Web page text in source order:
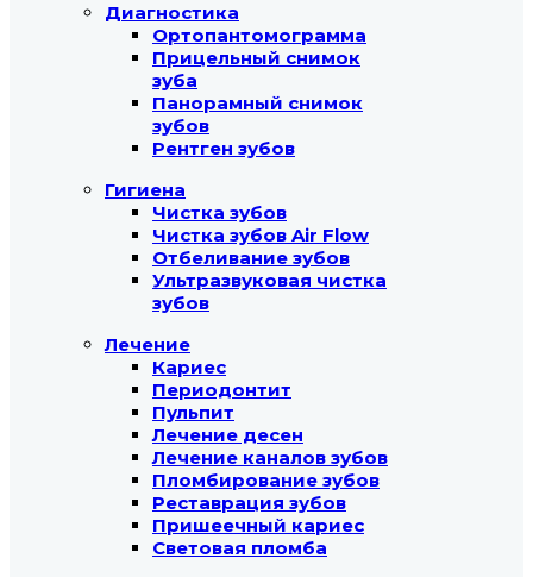
Диагностика
Ортопантомограмма
Прицельный снимок
зуба
Панорамный снимок
зубов
Рентген зубов
Гигиена
Чистка зубов
Чистка зубов Air Flow
Отбеливание зубов
Ультразвуковая чистка
зубов
Лечение
Кариес
Периодонтит
Пульпит
Лечение десен
Лечение каналов зубов
Пломбирование зубов
Реставрация зубов
Пришеечный кариес
Световая пломба